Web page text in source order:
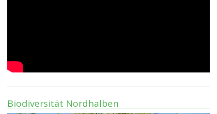
Biodiversität Nordhalben